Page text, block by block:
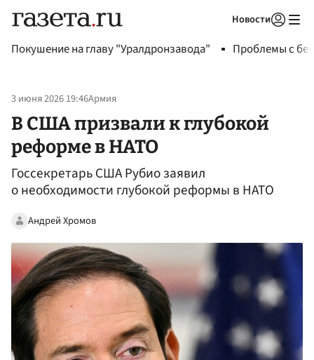
Новости
Покушение на главу "Уралдронзавода" Проблемы с
3 июня 2026 19:46Армия
В США призвали к глубокой
реформе в НАТО
Госсекретарь США Рубио заявил
о необходимости глубокой реформы в НАТО
Андрей Хромов